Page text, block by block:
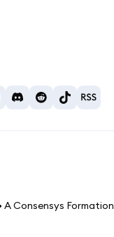
Consensys Formation